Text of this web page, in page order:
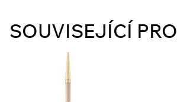
SOUVISEJÍCÍ